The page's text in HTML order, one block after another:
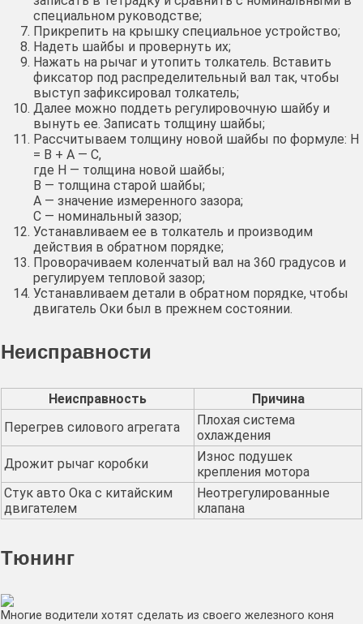
специальном руководстве;
Прикрепить на крышку специальное устройство;
Надеть шайбы и провернуть их;
Нажать на рычаг и утопить толкатель. Вставить
фиксатор под распределительный вал так, чтобы
выступ зафиксировал толкатель;
Далее можно поддеть регулировочную шайбу и
вынуть ее. Записать толщину шайбы;
Рассчитываем толщину новой шайбы по формуле: H
= B + A — C,
где H — толщина новой шайбы;
B — толщина старой шайбы;
A — значение измеренного зазора;
C — номинальный зазор;
Устанавливаем ее в толкатель и производим
действия в обратном порядке;
Проворачиваем коленчатый вал на 360 градусов и
регулируем тепловой зазор;
Устанавливаем детали в обратном порядке, чтобы
двигатель Оки был в прежнем состоянии.
Неисправности
Неисправность
Причина
Перегрев силового агрегата
Плохая система
охлаждения
Дрожит рычаг коробки
Износ подушек
крепления мотора
Стук авто Ока с китайским
двигателем
Неотрегулированные
клапана
Тюнинг
Многие водители хотят сделать из своего железного коня